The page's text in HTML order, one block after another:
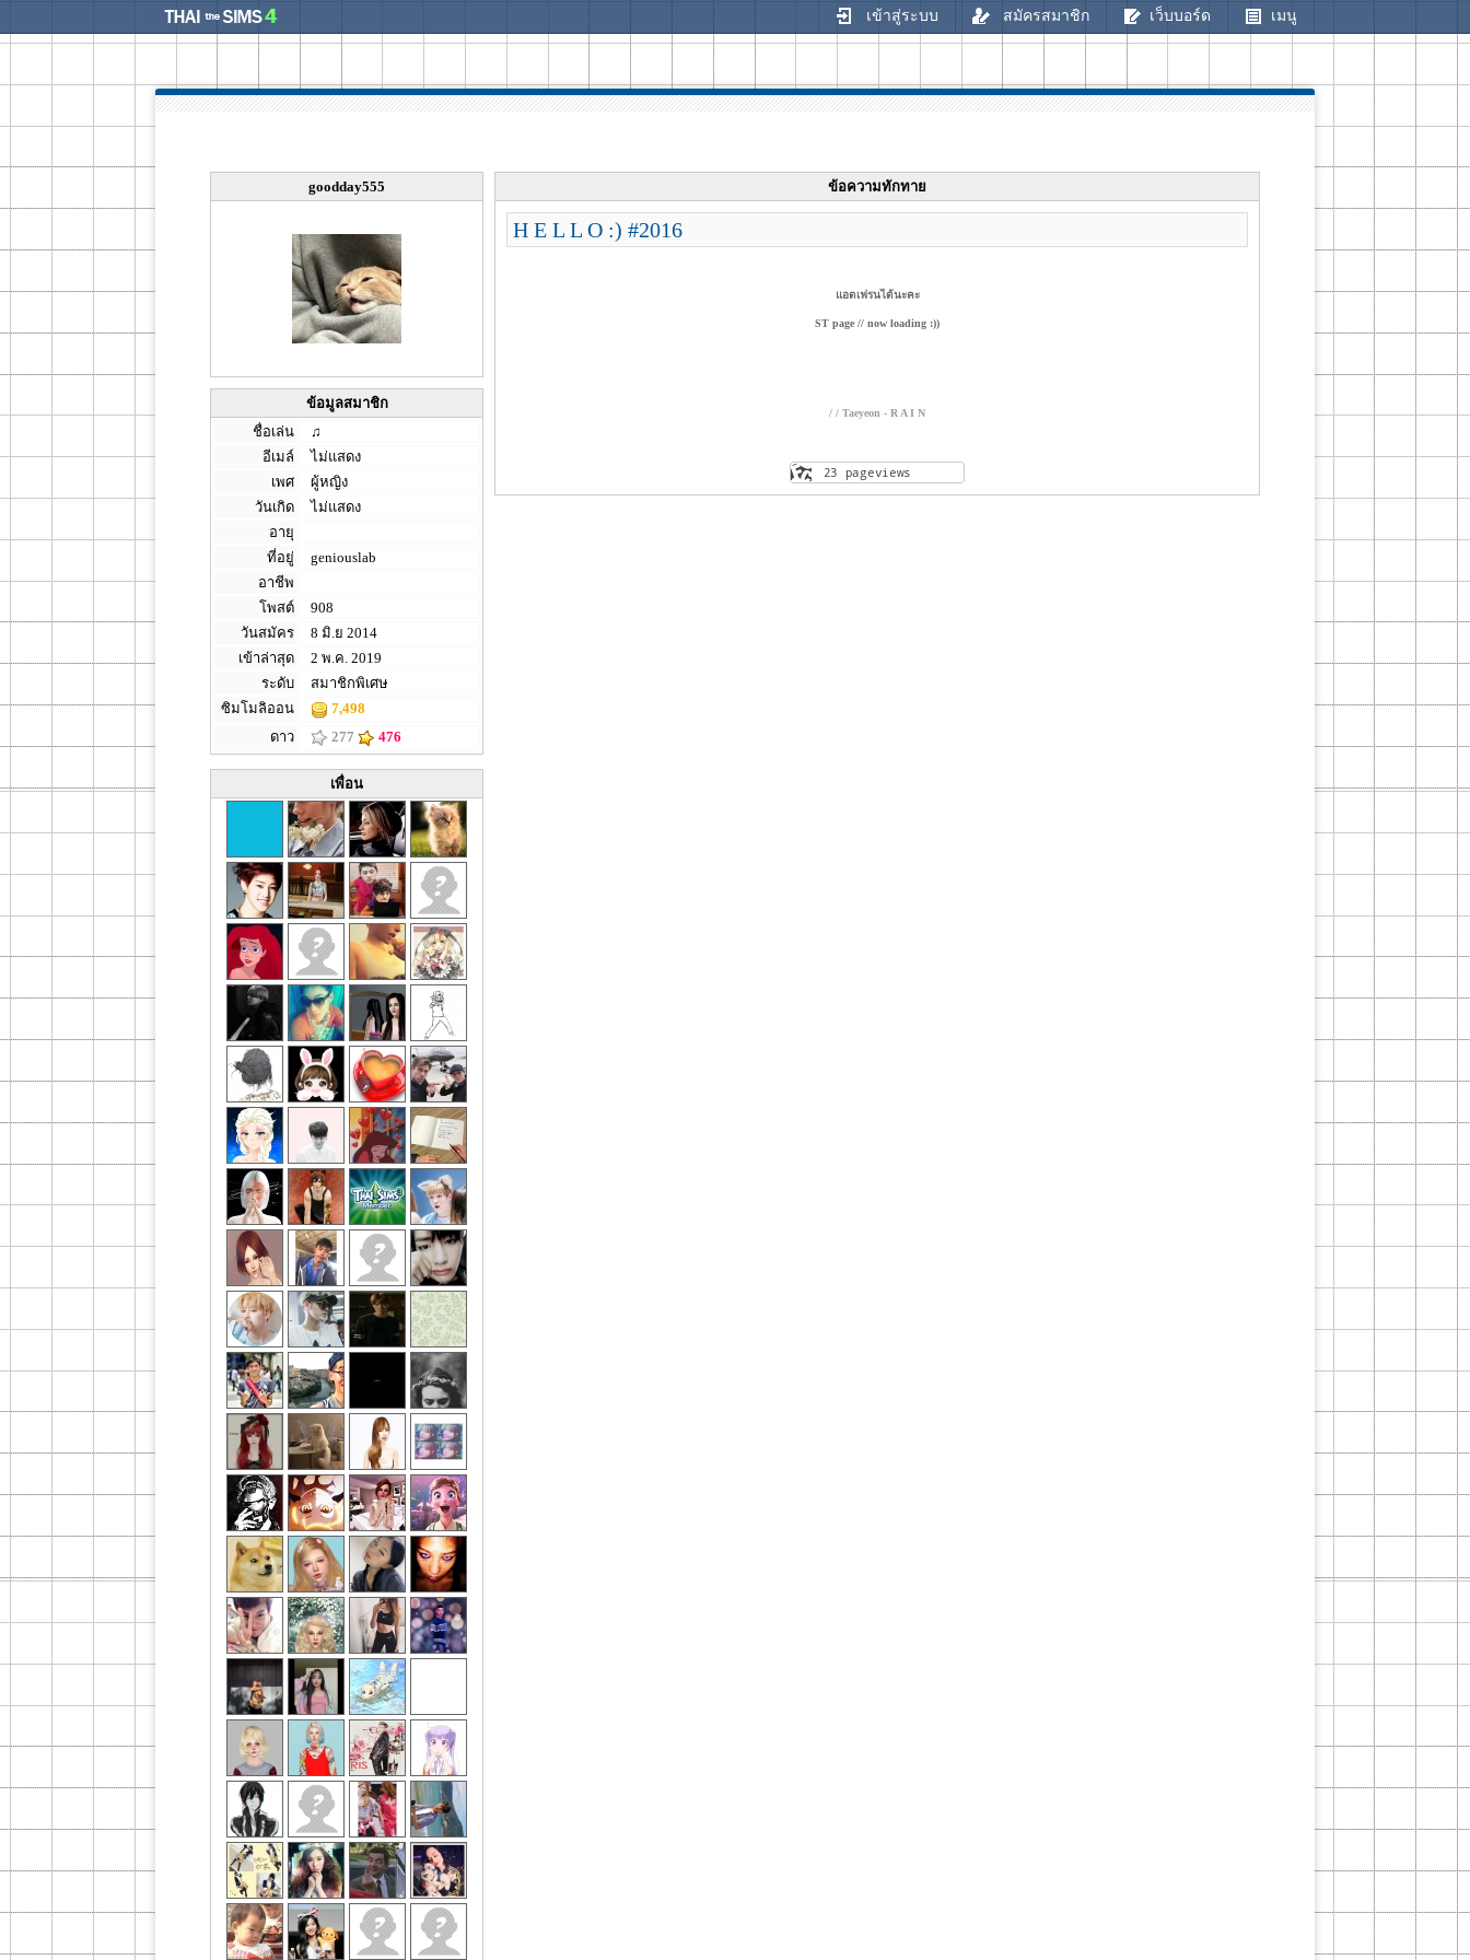
เข้าสู่ระบบ สมัครสมาชิก เว็บบอร์ด เมนู
goodday555
ข้อมูลสมาชิก
ชื่อเล่น
♫
อีเมล์
ไม่แสดง
เพศ
ผู้หญิง
วันเกิด
ไม่แสดง
อายุ
ที่อยู่
geniouslab
อาชีพ
โพสต์
908
วันสมัคร
8 มิ.ย 2014
เข้าล่าสุด
2 พ.ค. 2019
ระดับ
สมาชิกพิเศษ
ซิมโมลิออน
7,498
ดาว
277 476
เพื่อน
ข้อความทักทาย
H E L L O :) #2016
แอดเฟรนได้นะคะ
ST page // now loading :))
/ / Taeyeon - R A I N